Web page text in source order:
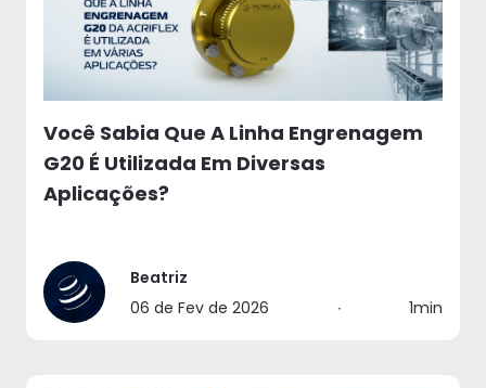
Você Sabia Que A Linha Engrenagem
G20 É Utilizada Em Diversas
Aplicações?
Beatriz
06 de Fev de 2026
∙ 1min